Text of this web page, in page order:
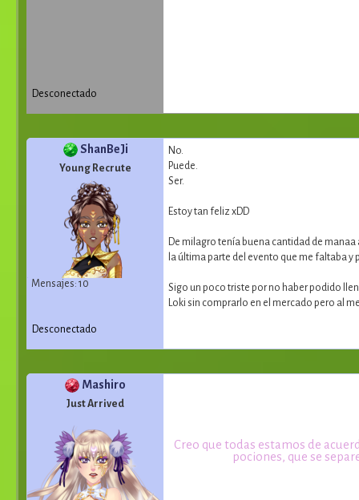
Desconectado
ShanBeJi
Young Recrute
Mensajes: 10
No.
Puede.
Ser.
Estoy tan feliz xDD
De milagro tenía buena cantidad de
la última parte del evento que me faltaba y
Sigo un poco triste por no haber podido
Loki sin comprarlo en el mercado pero al
Desconectado
Mashiro
Just Arrived
Creo que todas estamos de
pociones, que se